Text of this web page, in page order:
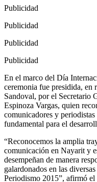
Publicidad
Publicidad
Publicidad
Publicidad
En el marco del Día
ceremonia fue presidida, en
Sandoval, por el Secretario
Espinoza Vargas, quien
comunicadores y
fundamental para el
“Reconocemos la amplia
comunicación en Nayarit y
desempeñan de manera
galardonados en las
Periodismo 2015”, afirmó